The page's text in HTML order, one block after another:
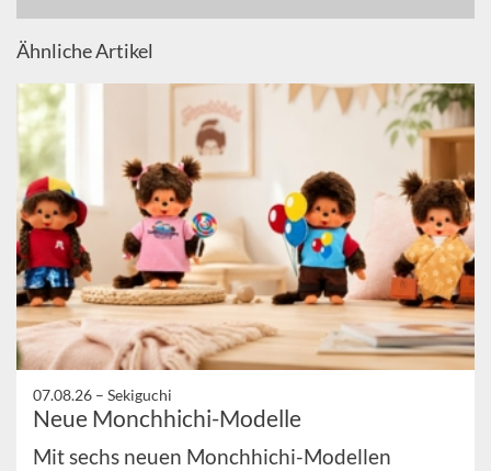
Ähnliche Artikel
07.08.26 – Sekiguchi
Neue Monchhichi-Modelle
Mit sechs neuen Monchhichi-Modellen